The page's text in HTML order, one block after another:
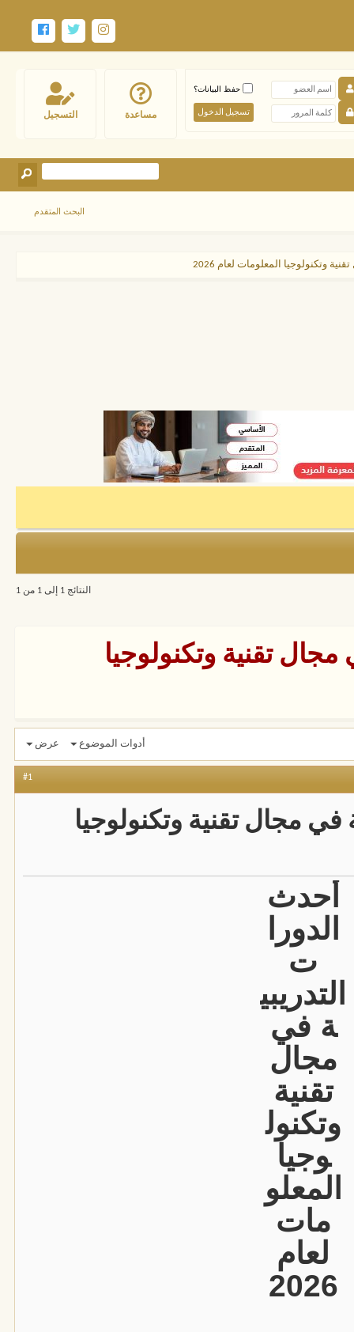
التسجيل مساعدة
حفظ البيانات؟
البحث المتقدم
وتكنولوجيا المعلومات لعام 2026
النتائج 1 إلى 1 من 1
تقنية وتكنولوجيا
أدوات الموضوع عرض
#1
في مجال تقنية وتكنولوجيا
أحدث
الدورا
ت
التدريبي
ة في
مجال
تقنية
وتكنول
وجيا
المعلو
مات
لعام
2026